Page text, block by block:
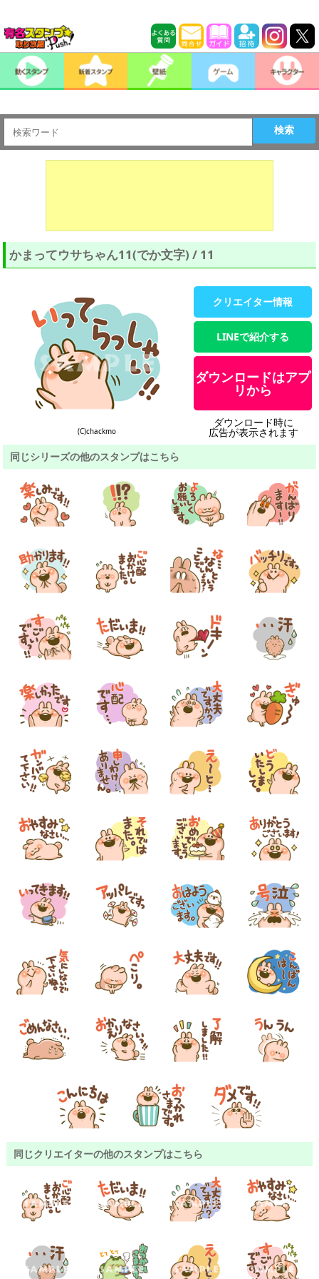
検索
かまってウサちゃん11(でか文字) / 11
(C)chackmo
クリエイター情報
LINEで紹介する
ダウンロードはアプ
リから
ダウンロード時に
広告が表示されます
同じシリーズの他のスタンプはこちら
同じクリエイターの他のスタンプはこちら